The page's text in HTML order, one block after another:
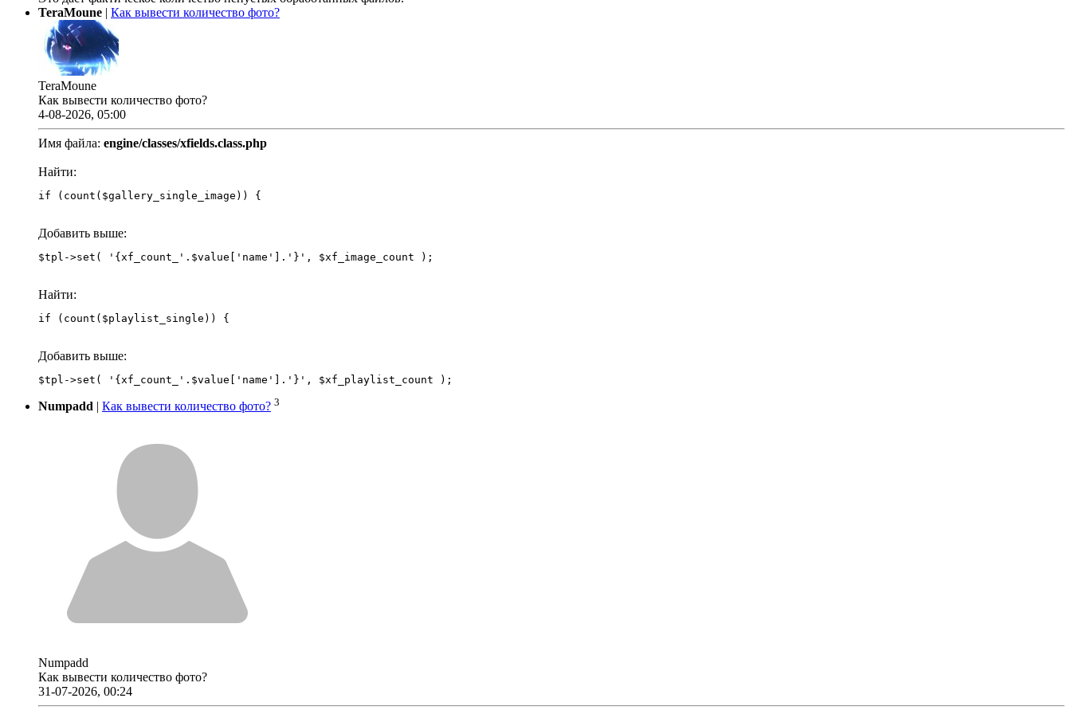
TeraMoune | Как вывести количество фото?
TeraMoune
Как вывести количество фото?
4-08-2026, 05:00
Имя файла: engine/classes/xfields.class.php
Найти:
if (count($gallery_single_image)) {
Добавить выше:
Найти:
if (count($playlist_single)) {
Добавить выше:
Numpadd Как вывести количество фото? 3
Numpadd
Как вывести количество фото?
31-07-2026, 00:24